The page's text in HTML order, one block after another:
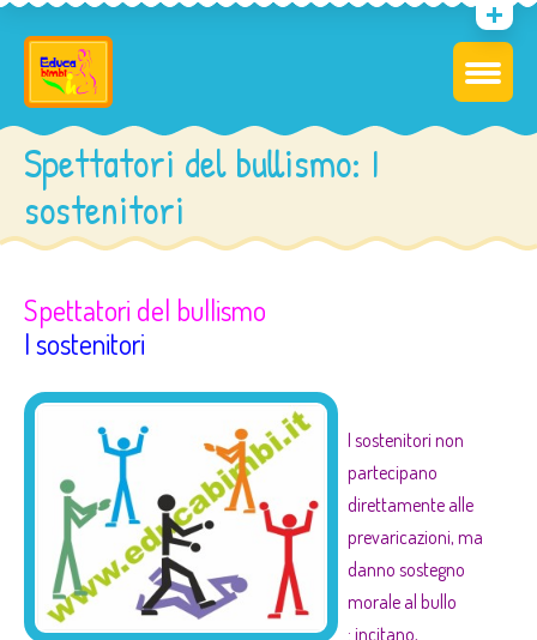
Spettatori del bullismo: I
sostenitori
Spettatori del bullismo
I sostenitori
I sostenitori non
partecipano
direttamente alle
prevaricazioni, ma
danno sostegno
morale al bullo
: incitano,